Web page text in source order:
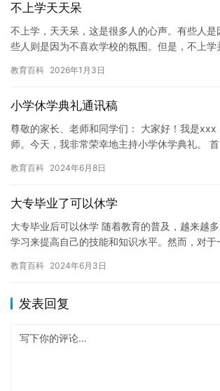
不上学天天呆
不上学，天天呆，这是很多人的心声。有些人
些人则是因为不喜欢学校的氛围。但是，不上
响。 首…
教育百科 2026年1月3日
小学休学典礼通讯稿
尊敬的家长、老师和同学们： 大家好！我是xxx
师。今天，我非常荣幸地主持小学休学典礼。
教育百科 2024年6月8日
大专毕业了可以休学
大专毕业后可以休学 随着教育的普及，越来越
学习来提高自己的技能和知识水平。然而，对于
应他…
教育百科 2024年6月3日
发表回复